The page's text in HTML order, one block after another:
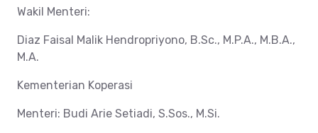
Wakil Menteri:
Diaz Faisal Malik Hendropriyono, B.Sc., M.P.A., M.B.A.,
M.A.
Kementerian Koperasi
Menteri: Budi Arie Setiadi, S.Sos., M.Si.